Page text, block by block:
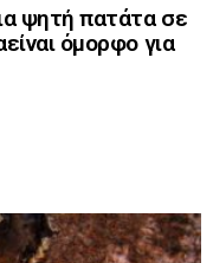
ψητή πατάτα σε
όμορφο για